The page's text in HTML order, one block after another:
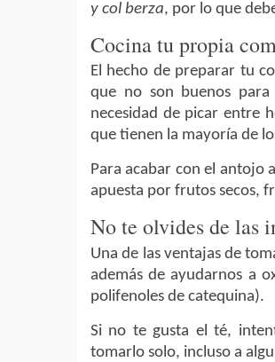
y col berza, por lo que
Cocina tu propia
El hecho de preparar tu
que no son buenos
necesidad de picar entre
que tienen la mayoría de
Para acabar con el antojo
apuesta por frutos secos,
No te olvides de las
Una de las ventajas de
además de ayudarnos a
polifenoles de catequina).
Si no te gusta el té,
tomarlo solo, incluso a